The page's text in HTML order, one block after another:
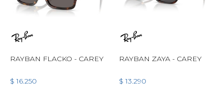
RAYBAN FLACKO - CAREY
$ 16.250
RAYBAN ZAYA - CAREY
$ 13.290